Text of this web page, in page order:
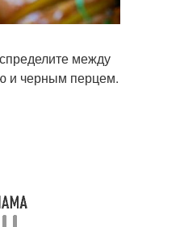
между
и черным перцем.